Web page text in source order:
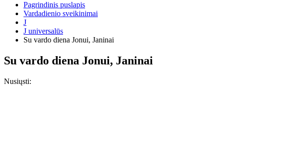
Pagrindinis puslapis
Vardadienio sveikinimai
J
J universalūs
Su vardo diena Jonui, Janinai
Su vardo diena Jonui, Janinai
Nusiųsti: